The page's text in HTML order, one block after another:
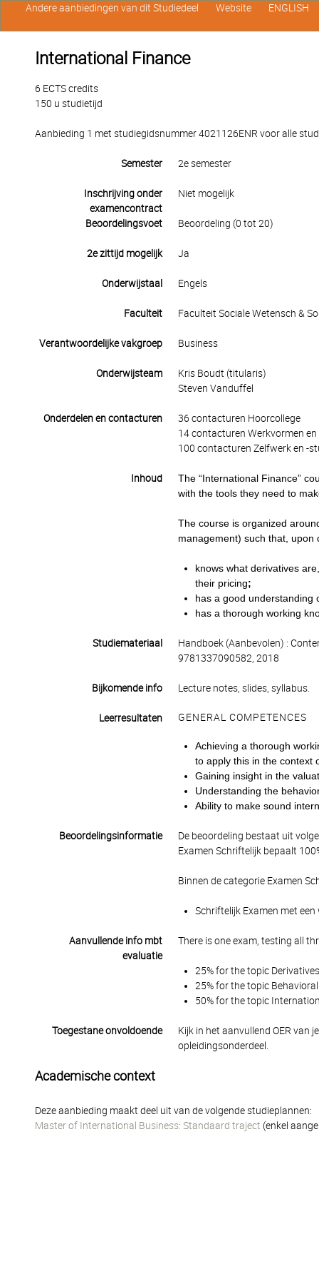
International Finance
6 ECTS credits
150 u studietijd
Aanbieding 1 met studiegidsnummer 4021126ENR voor alle
Semester 2e semester
Inschrijving onder
examencontract
Niet mogelijk
Beoordelingsvoet Beoordeling (0 tot 20)
2e zittijd mogelijk Ja
Onderwijstaal Engels
Faculteit Faculteit Sociale Wetensch &
Verantwoordelijke vakgroep Business
Onderwijsteam
Kris Boudt (titularis)
Steven Vanduffel
Onderdelen en contacturen
36 contacturen Hoorcollege
14 contacturen Werkvormen en
100 contacturen Zelfwerk en -
Inhoud
The “International Finance”
with the tools they need to
The course is organized
management) such that,
knows what derivatives
their pricing;
has a good understanding
has a thorough working
Studiemateriaal
Handboek (Aanbevolen) :
9781337090582, 2018
Bijkomende info Lecture notes, slides, syllabus.
Leerresultaten GENERAL COMPETENCES
Achieving a thorough
to apply this in the context
Gaining insight in the
Understanding the
Ability to make sound
Beoordelingsinformatie
De beoordeling bestaat uit
Examen Schriftelijk bepaalt
Binnen de categorie Examen
Schriftelijk Examen met
Aanvullende info mbt
evaluatie
There is one exam, testing all
25% for the topic
25% for the topic
50% for the topic
Toegestane onvoldoende
Kijk in het aanvullend OER van
opleidingsonderdeel.
Academische context
Deze aanbieding maakt deel uit van de volgende studieplannen:
Master of International Business: Standaard traject (enkel
Andere aanbiedingen van dit Studiedeel Website ENGLISH